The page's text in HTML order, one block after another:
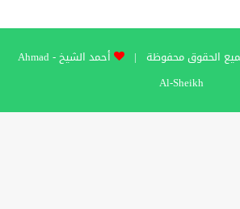
أحمد الشيخ - Ahmad
Al-Sheikh